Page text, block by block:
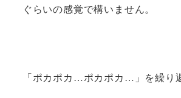
ぐらいの感覚で構いません。
「ポカポカ…ポカポカ…」を繰り